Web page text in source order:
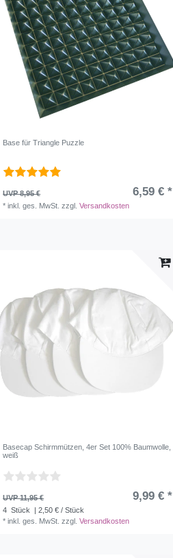
Base für Triangle Puzzle
UVP 8,95 € 6,59 € *
*inkl. ges. MwSt. zzgl.Versandkosten
Basecap Schirmmützen, 4er Set 100% Baumwolle,
weiß
UVP 11,95 € 9,99 € *
4 Stück
| 2,50 € / Stück
*inkl. ges. MwSt. zzgl.Versandkosten